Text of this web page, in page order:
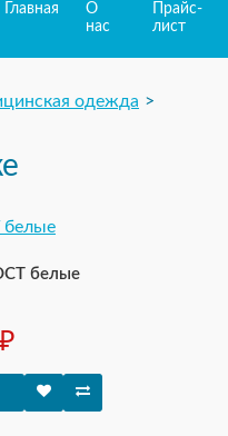
Главная
О
нас
Прайс-
лист
одежда
белые